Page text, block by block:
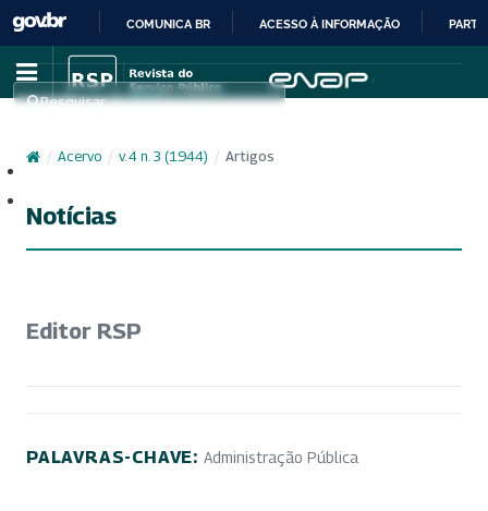
IR
PARA
CONTEÚDO
COMUNICA BR ACESSO À INFORMAÇÃO
Pesquisar
/ Acervo / v. 4 n. 3 (1944) / Artigos
Notícias
Editor RSP
PALAVRAS-CHAVE: Administração Pública